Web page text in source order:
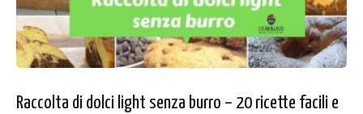
Raccolta di dolci light senza burro – 20 ricette facili e